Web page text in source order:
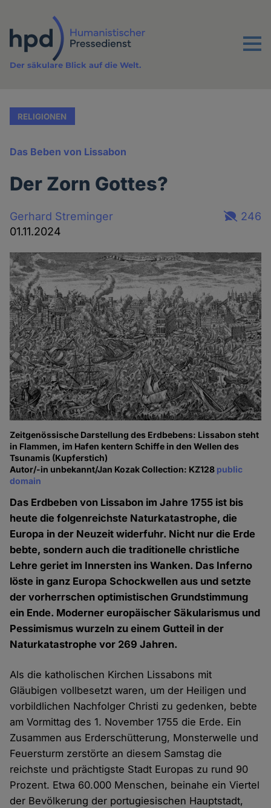
Inhalt
Menu
Der säkulare Blick auf die Welt.
RELIGIONEN
Das Beben von Lissabon
Der Zorn Gottes?
Gerhard Streminger
01.11.2024
246
Zeitgenössische Darstellung des Erdbebens: Lissabon steht
in Flammen, im Hafen kentern Schiffe in den Wellen des
Tsunamis (Kupferstich)
Autor/-in unbekannt/Jan Kozak Collection: KZ128 public
domain
Das Erdbeben von Lissabon im Jahre 1755 ist bis
heute die folgenreichste Naturkatastrophe, die
Europa in der Neuzeit widerfuhr. Nicht nur die Erde
bebte, sondern auch die traditionelle christliche
Lehre geriet im Innersten ins Wanken. Das Inferno
löste in ganz Europa Schockwellen aus und setzte
der vorherrschen optimistischen Grundstimmung
ein Ende. Moderner europäischer Säkularismus und
Pessimismus wurzeln zu einem Gutteil in der
Naturkatastrophe vor 269 Jahren.
Als die katholischen Kirchen Lissabons mit
Gläubigen vollbesetzt waren, um der Heiligen und
vorbildlichen Nachfolger Christi zu gedenken, bebte
am Vormittag des 1. November 1755 die Erde. Ein
Zusammen aus Erderschütterung, Monsterwelle und
Feuersturm zerstörte an diesem Samstag die
reichste und prächtigste Stadt Europas zu rund 90
Prozent. Etwa 60.000 Menschen, beinahe ein Viertel
der Bevölkerung der portugiesischen Hauptstadt,